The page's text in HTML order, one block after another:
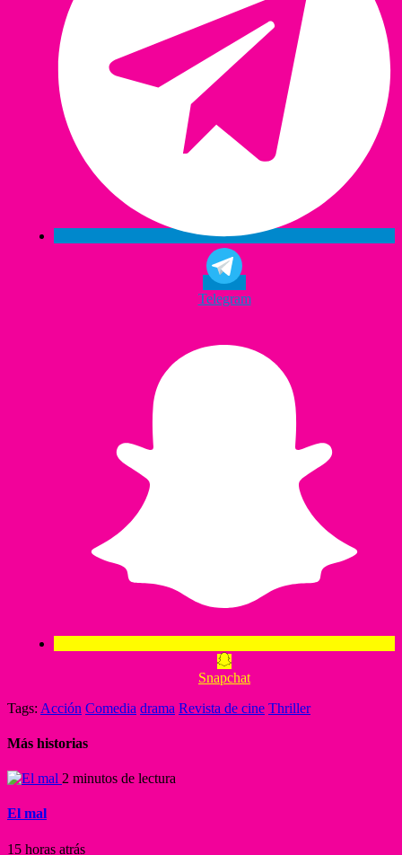
Telegram
Snapchat
Tags: Acción Comedia drama Revista de cine Thriller
Más historias
2 minutos de lectura
El mal
15 horas atrás